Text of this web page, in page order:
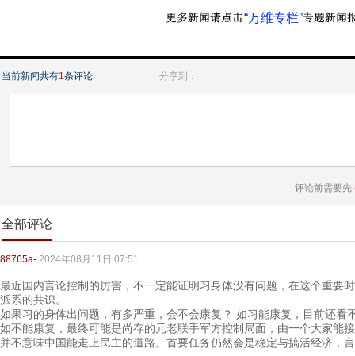
“万维专栏”
当前新闻共有1条评论 分享到：
评论前需要先
全部评论
88765a- 2024年08月11日 07:51
最近国内言论控制的厉害，不一定能证明习身体没有问题，在这个重要
派系的共识。
如果习的身体出问题，有多严重，会不会康复？ 如习能康复，目前还看
如不能康复，最终可能是尚存的元老联手军方控制局面，由一个大家能
并不意味中国能走上民主的道路。首要任务仍然会是稳定与搞活经济，